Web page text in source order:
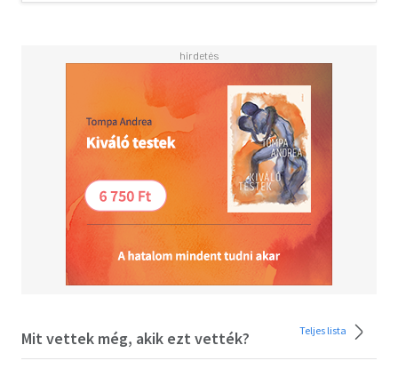
Mit vettek még, akik ezt vették? Teljes lista